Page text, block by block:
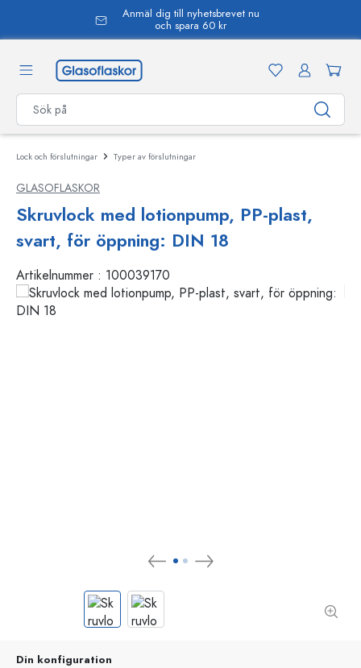
Anmäl dig till nyhetsbrevet nu
och spara 60 kr
Lock och förslutningar Typer av förslutningar
GLASOFLASKOR
Skruvlock med lotionpump, PP-plast,
svart, för öppning: DIN 18
Artikelnummer : 100039170
Din konfiguration